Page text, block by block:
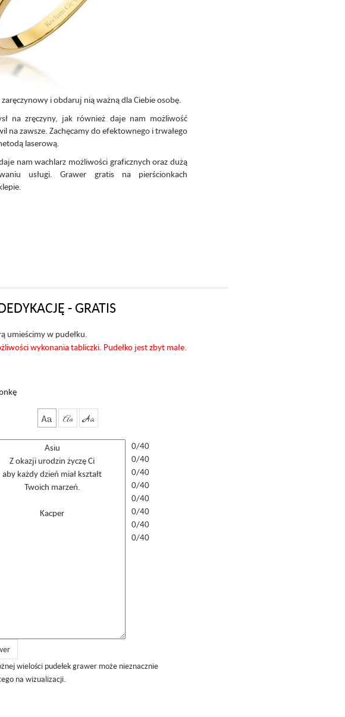
i obdaruj nią ważną dla Ciebie osobę.
na zręczyny, jak również daje nam możliwość
na zawsze. Zachęcamy do efektownego i trwałego
laserową.
nam wachlarz możliwości graficznych oraz dużą
usługi. Grawer gratis na pierścionkach
- GRATIS
umieścimy w pudełku.
wykonania tabliczki. Pudełko jest zbyt małe.
Aa Aa Aa
0/40
0/40
0/40
0/40
0/40
0/40
0/40
0/40
wielości pudełek grawer może nieznacznie
na wizualizacji.